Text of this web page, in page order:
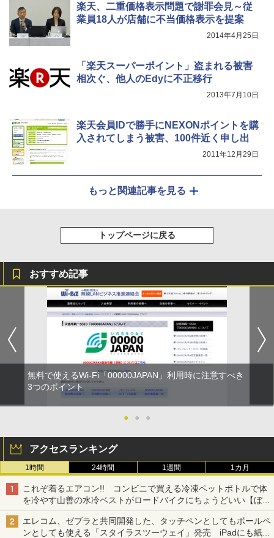
楽天、二重価格表示問題で謝罪会見～従
業員18人が店舗に不当価格表示を提案
2014年4月25日
「楽天スーパーポイント」盗まれる被害
相次ぐ、他人のEdyに不正移行
2013年7月10日
楽天会員IDで勝手にNEXONポイントを購
入されてしまう被害、100件近く申し出
2011年12月29日
もっと関連記事を見る
トップページに戻る
おすすめ記事
無料で使えるWi-Fi「00000JAPAN」利用時に注意すべき
3つのポイント
● ● ●
アクセスランキング
1時間 24時間 1週間 1カ月
これぞ着るエアコン!! コンビニで買える冷凍ペットボトルで体
を冷やす山善の水冷ベストがロードバイクにちょうどいい【ぼっ
ち・ざ・ろーど！その14】【空いた時間でなにしてる？】
エレコム、ゼブラと共同開発した、タッチペンとしてもボールペ
ンとしても使える「スタイラスツーウェイ」発売 iPadにも紙に